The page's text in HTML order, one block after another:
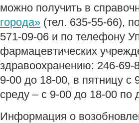
можно получить в
города» (тел. 635-55-66),
571-09-06 и по телефону
фармацевтических
здравоохранению: 246-69-
9-00 до 18-00, в пятницу с
среду – с 9-00 до 18-00 по
Информация о